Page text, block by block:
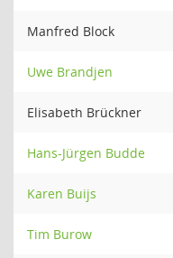
Manfred Block
Uwe Brandjen
Elisabeth Brückner
Hans-Jürgen Budde
Karen Buijs
Tim Burow